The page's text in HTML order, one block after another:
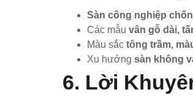
Sàn công nghiệp
Các mẫu vân gỗ dài,
Màu sắc tông trầm,
Xu hướng sàn không
6. Lời